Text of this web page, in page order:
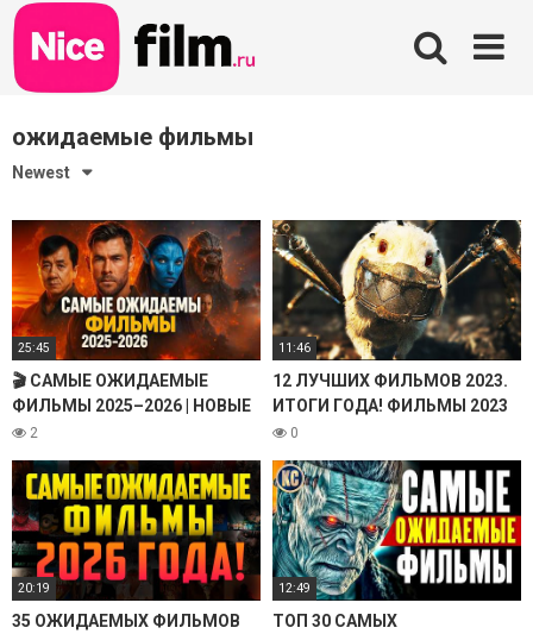
Skip
to
content
ожидаемые фильмы
Newest
25:45
🎬 САМЫЕ ОЖИДАЕМЫЕ
ФИЛЬМЫ 2025–2026 | НОВЫЕ
ТРЕЙЛЕРЫ
2
11:46
12 ЛУЧШИХ ФИЛЬМОВ 2023.
ИТОГИ ГОДА! ФИЛЬМЫ 2023
КОТОРЫЕ УЖЕ ВЫШЛИ.
НОВИНКИ КИНО
0
20:19
35 ОЖИДАЕМЫХ ФИЛЬМОВ
12:49
ТОП 30 САМЫХ